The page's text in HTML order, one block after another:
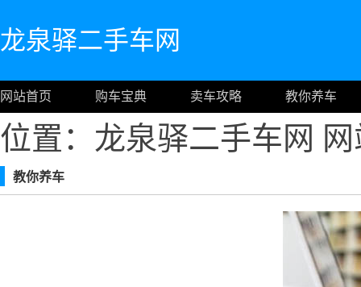
龙泉驿二手车网
网站首页 购车宝典 卖车攻略 教你养车
位置：龙泉驿二手车网
教你养车